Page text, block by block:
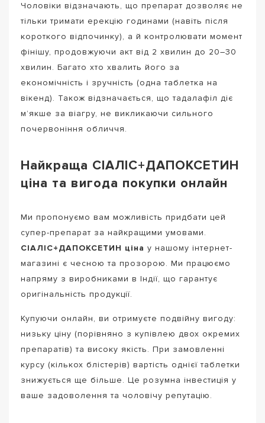
Чоловіки відзначають, що препарат дозволяє не
тільки тримати ерекцію годинами (навіть після
короткого відпочинку), а й контролювати момент
фінішу, продовжуючи акт від 2 хвилин до 20–30
хвилин. Багато хто хвалить його за
економічність і зручність (одна таблетка на
вікенд). Також відзначається, що тадалафіл діє
м’якше за віагру, не викликаючи сильного
почервоніння обличчя.
Найкраща СІАЛІС+ДАПОКСЕТИН
ціна та вигода покупки онлайн
Ми пропонуємо вам можливість придбати цей
супер-препарат за найкращими умовами.
СІАЛІС+ДАПОКСЕТИН ціна у нашому інтернет-
магазині є чесною та прозорою. Ми працюємо
напряму з виробниками в Індії, що гарантує
оригінальність продукції.
Купуючи онлайн, ви отримуєте подвійну вигоду:
низьку ціну (порівняно з купівлею двох окремих
препаратів) та високу якість. При замовленні
курсу (кількох блістерів) вартість однієї таблетки
знижується ще більше. Це розумна інвестиція у
ваше задоволення та чоловічу репутацію.